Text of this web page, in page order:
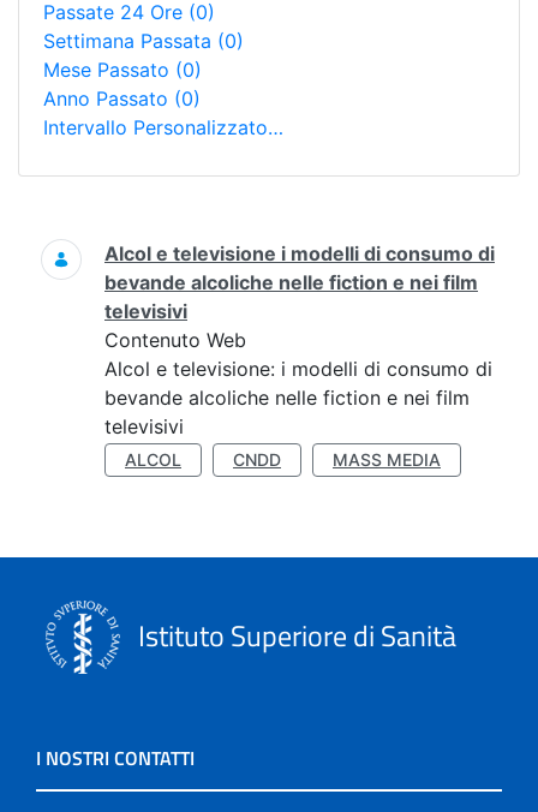
Passate 24 Ore (0)
Settimana Passata (0)
Mese Passato (0)
Anno Passato (0)
Intervallo Personalizzato…
Ricerca
Alcol e televisione i modelli di consumo di
bevande alcoliche nelle fiction e nei film
televisivi
Contenuto Web
Alcol e televisione: i modelli di consumo di
bevande alcoliche nelle fiction e nei film
televisivi
ALCOL CNDD MASS MEDIA
Istituto Superiore di Sanità
I NOSTRI CONTATTI